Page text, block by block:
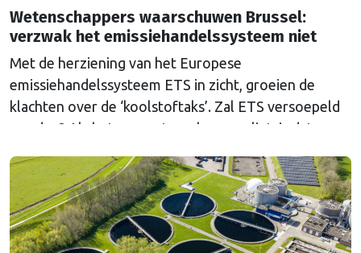
Wetenschappers waarschuwen Brussel:
verzwak het emissiehandelssysteem niet
Met de herziening van het Europese
emissiehandelssysteem ETS in zicht, groeien de
klachten over de ‘koolstoftaks’. Zal ETS versoepeld
worden? Als het aan wetenschappers ligt, is dat een